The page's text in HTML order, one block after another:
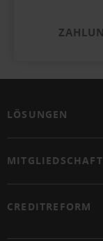
LÖSUNGEN
MITGLIEDSCHAFT
CREDITREFORM